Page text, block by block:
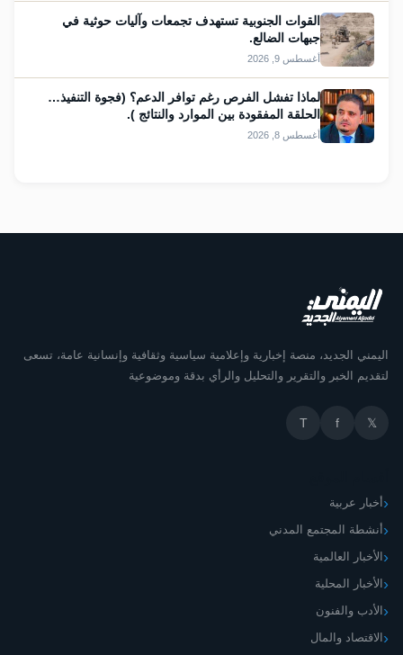
القوات الجنوبية تستهدف تجمعات وآليات حوثية في
جبهات الضالع.
أغسطس 9, 2026
لماذا تفشل الفرص رغم توافر الدعم؟ (فجوة التنفيذ…
الحلقة المفقودة بين الموارد والنتائج ).
أغسطس 8, 2026
اليمني الجديد، منصة إخبارية وإعلامية سياسية وثقافية وإنسانية عامة، تسعى
لتقديم الخبر والتقرير والتحليل والرأي بدقة وموضوعية
𝕏
f
T
أخبار عربية
أنشطة المجتمع المدني
الأخبار العالمية
الأخبار المحلية
الأدب والفنون
الاقتصاد والمال